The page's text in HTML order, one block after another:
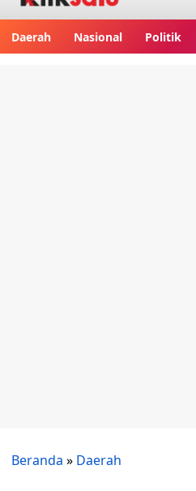
Daerah Nasional Politik
Beranda » Daerah